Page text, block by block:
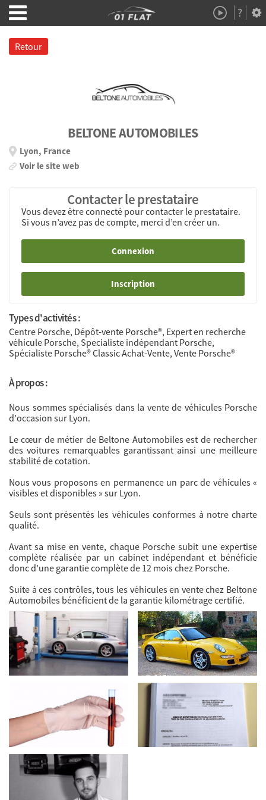
?
Démo
Retour
BELTONE AUTOMOBILES
Lyon, France
Voir le site web
Contacter le prestataire
Vous devez être connecté pour contacter le prestataire.
Si vous n’avez pas de compte, merci d’en créer un.
Connexion
Inscription
Types d'activités :
Centre Porsche, Dépôt-vente Porsche®, Expert en recherche
véhicule Porsche, Specialiste indépendant Porsche,
Spécialiste Porsche® Classic Achat-Vente, Vente Porsche®
À propos :
Nous sommes spécialisés dans la vente de véhicules Porsche
d'occasion sur Lyon.
Le cœur de métier de Beltone Automobiles est de rechercher
des voitures remarquables garantissant ainsi une meilleure
stabilité de cotation.
Nous vous proposons en permanence un parc de véhicules «
visibles et disponibles » sur Lyon.
Seuls sont présentés les véhicules conformes à notre charte
qualité.
Avant sa mise en vente, chaque Porsche subit une expertise
complète réalisée par un cabinet indépendant et bénéficie
donc d'une garantie complète de 12 mois chez Porsche.
Suite à ces contrôles, tous les véhicules en vente chez Beltone
Automobiles bénéficient de la garantie kilométrage certifié.